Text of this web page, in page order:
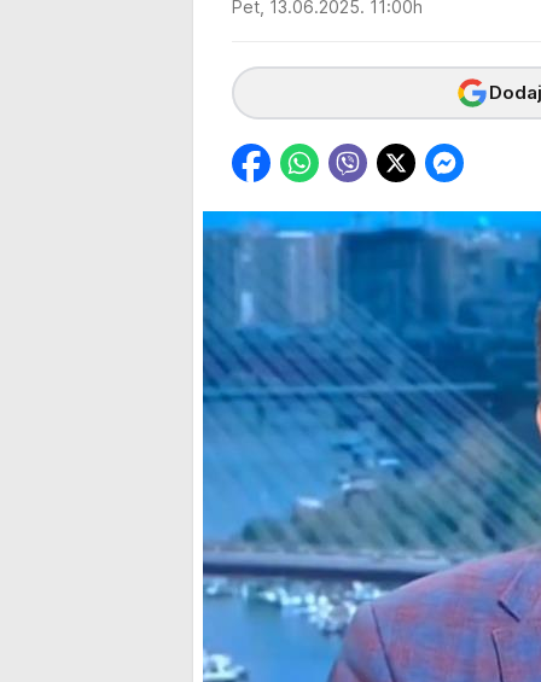
Pet, 13.06.2025. 11:00h